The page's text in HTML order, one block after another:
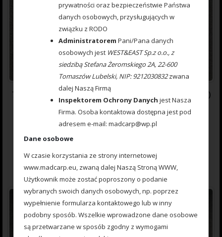
777222070 Koszyczek Method Feeder ARC PC ( Poliwęglan )
40 g.
5
Dodaj do koszyka
prywatności oraz bezpieczeństwie Państwa
danych osobowych, przysługujących w
związku z RODO
Administratorem Pani/Pana danych
osobowych jest WEST&EAST Sp.z o.o., z
siedzibą Stefana Żeromskiego 2A, 22-600
Tomaszów Lubelski, NIP: 9212030832zwana
dalej Naszą Firmą
Inspektorem Ochrony Danych jest Nasza
Firma. Osoba kontaktowa dostępna jest pod
adresem e-mail: madcarp@wp.pl
Dane osobowe
W czasie korzystania ze strony internetowej
www.madcarp.eu, zwaną dalej Naszą Stroną WWW,
Użytkownik może zostać poproszony o podanie
wybranych swoich danych osobowych, np. poprzez
wypełnienie formularza kontaktowego lub w inny
podobny sposób. Wszelkie wprowadzone dane osobowe
są przetwarzane w sposób zgodny z wymogami